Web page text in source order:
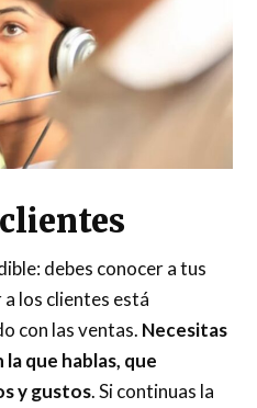
debes conocer a tus
los clientes está
con las ventas. Necesitas
que hablas, que
y gustos. Si continuas la